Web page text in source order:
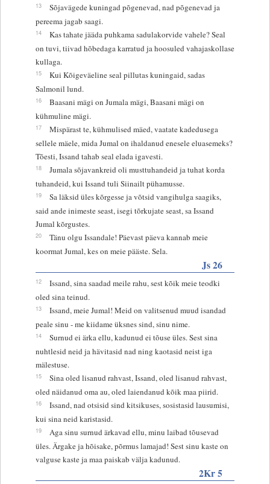
13
Sõjavägede kuningad põgenevad, nad põgenevad ja
pereema jagab saagi.
14
Kas tahate jääda puhkama sadulakorvide vahele? Seal
on tuvi, tiivad hõbedaga karratud ja hoosuled vahajaskollase
kullaga.
15
Kui Kõigeväeline seal pillutas kuningaid, sadas
Salmonil lund.
16
Baasani mägi on Jumala mägi, Baasani mägi on
kühmuline mägi.
17
Mispärast te, kühmulised mäed, vaatate kadedusega
sellele mäele, mida Jumal on ihaldanud enesele eluasemeks?
Tõesti, Issand tahab seal elada igavesti.
18
Jumala sõjavankreid oli musttuhandeid ja tuhat korda
tuhandeid, kui Issand tuli Siinailt pühamusse.
19
Sa läksid üles kõrgesse ja võtsid vangihulga saagiks,
said ande inimeste seast, isegi tõrkujate seast, sa Issand
Jumal kõrgustes.
20
Tänu olgu Issandale! Päevast päeva kannab meie
koormat Jumal, kes on meie pääste. Sela.
Js 26
12
Issand, sina saadad meile rahu, sest kõik meie teodki
oled sina teinud.
13
Issand, meie Jumal! Meid on valitsenud muud isandad
peale sinu - me kiidame üksnes sind, sinu nime.
14
Surnud ei ärka ellu, kadunud ei tõuse üles. Sest sina
nuhtlesid neid ja hävitasid nad ning kaotasid neist iga
mälestuse.
15
Sina oled lisanud rahvast, Issand, oled lisanud rahvast,
oled näidanud oma au, oled laiendanud kõik maa piirid.
16
Issand, nad otsisid sind kitsikuses, sosistasid lausumisi,
kui sina neid karistasid.
19
Aga sinu surnud ärkavad ellu, minu laibad tõusevad
üles. Ärgake ja hõisake, põrmus lamajad! Sest sinu kaste on
valguse kaste ja maa paiskab välja kadunud.
2Kr 5